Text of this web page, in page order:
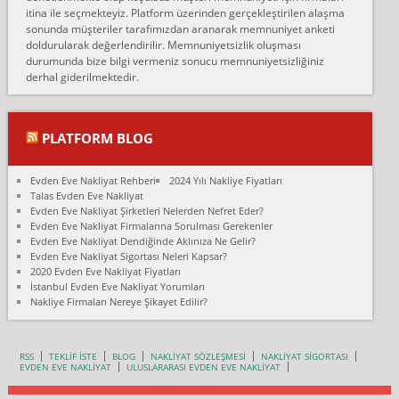
Konya ya Alicanlar naklyat la anlaştık bu şahıs evin taşınacağı gün
fiyatın mazoto gele...
Fatih kokmese:
Diyarbakır dan eşyamı getirtmek için anlaştım sözleşme yaptım.
Son anda fiyat artırdılar.. mecburiyetten tasittim.. bu kişiler ağrılı
Ali:
olduk. Asansörlü dediler sonra uraya asansör kurulmaz dediler
fark istediler. ortada asa...
Nimet:
Ben 2021 Ağustos ilk haftası Evimi taşıdım yani İstanbul'un bir
Mahallesi'nden bir başka Mahallesi'ne yani Ümraniye bölgesinde
oturuyorum önceleri ara...
Nimet Köse:
Hancıoğlu naklyatla taşındım...
Karabükden İzmir'e Karabük kardem naklyat la taşındım bir çok
itina ile seçmekteyiz. Platform üzerinden gerçekleştirilen alaşma
sonunda müşteriler tarafımızdan aranarak memnuniyet anketi
doldurularak değerlendirilir. Memnuniyetsizlik oluşması
durumunda bize bilgi vermeniz sonucu memnuniyetsizliğiniz
derhal giderilmektedir.
PLATFORM BLOG
Evden Eve Nakliyat Rehberi
2024 Yılı Nakliye Fiyatları
Talas Evden Eve Nakliyat
Evden Eve Nakliyat Şirketleri Nelerden Nefret Eder?
Evden Eve Nakliyat Firmalarına Sorulması Gerekenler
Evden Eve Nakliyat Dendiğinde Aklınıza Ne Gelir?
Evden Eve Nakliyat Sigortası Neleri Kapsar?
2020 Evden Eve Nakliyat Fiyatları
İstanbul Evden Eve Nakliyat Yorumları
Nakliye Firmaları Nereye Şikayet Edilir?
RSS TEKLİF İSTE BLOG NAKLİYAT SÖZLEŞMESİ
NAKLİYAT SİGORTASI
EVDEN EVE NAKLİYAT
ULUSLARARASI EVDEN EVE NAKLİYAT